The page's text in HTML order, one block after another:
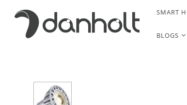
SMART
BLOGS